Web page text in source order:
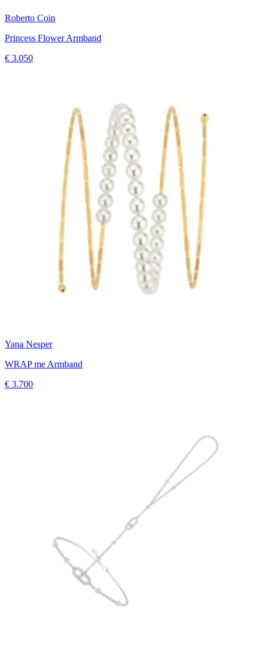
Roberto Coin
Princess Flower Armband
€ 3.050
Yana Nesper
WRAP me Armband
€ 3.700